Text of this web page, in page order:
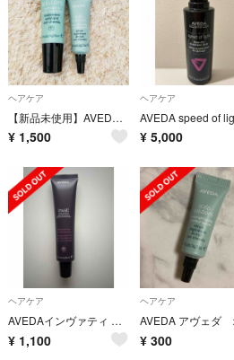
ヘアケア
【新品未使用】AVEDA ヘアケア 試供品
¥ 1,500
ヘアケア
¥ 5,000
ヘアケア
AVEDAインヴァティ アドバンス インテンシブ ヘア＆スカルプ マスク40ml
¥ 1,100
ヘアケア
¥ 300